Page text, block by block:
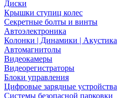
Диски
Крышки ступиц колес
Секретные болты и винты
Автоэлектроника
Колонки | Динамики | Акустика
Автомагнитолы
Видеокамеры
Видеорегистраторы
Блоки управления
Цифровые зарядные устройства
Системы безопасной парковки